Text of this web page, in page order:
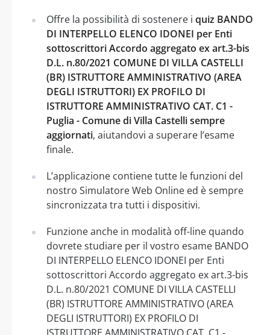
Offre la possibilità di sostenere i quiz BANDO
DI INTERPELLO ELENCO IDONEI per Enti
sottoscrittori Accordo aggregato ex art.3-bis
D.L. n.80/2021 COMUNE DI VILLA CASTELLI
(BR) ISTRUTTORE AMMINISTRATIVO (AREA
DEGLI ISTRUTTORI) EX PROFILO DI
ISTRUTTORE AMMINISTRATIVO CAT. C1 -
Puglia - Comune di Villa Castelli sempre
aggiornati, aiutandovi a superare l’esame
finale.
L’applicazione contiene tutte le funzioni del
nostro Simulatore Web Online ed è sempre
sincronizzata tra tutti i dispositivi.
Funzione anche in modalità off-line quando
dovrete studiare per il vostro esame BANDO
DI INTERPELLO ELENCO IDONEI per Enti
sottoscrittori Accordo aggregato ex art.3-bis
D.L. n.80/2021 COMUNE DI VILLA CASTELLI
(BR) ISTRUTTORE AMMINISTRATIVO (AREA
DEGLI ISTRUTTORI) EX PROFILO DI